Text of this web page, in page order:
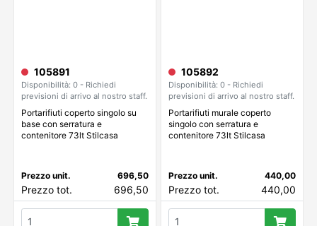
105891
Disponibilità: 0 - Richiedi
previsioni di arrivo al nostro staff.
Portarifiuti coperto singolo su
base con serratura e
contenitore 73lt Stilcasa
Prezzo unit. 696,50
Prezzo tot. 696,50
105892
Disponibilità: 0 - Richiedi
previsioni di arrivo al nostro staff.
Portarifiuti murale coperto
singolo con serratura e
contenitore 73lt Stilcasa
Prezzo unit. 440,00
Prezzo tot. 440,00